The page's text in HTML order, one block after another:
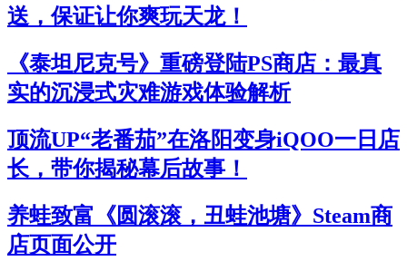
送，保证让你爽玩天龙！
《泰坦尼克号》重磅登陆PS商店：最真
实的沉浸式灾难游戏体验解析
顶流UP“老番茄”在洛阳变身iQOO一日店
长，带你揭秘幕后故事！
养蛙致富《圆滚滚，丑蛙池塘》Steam商
店页面公开